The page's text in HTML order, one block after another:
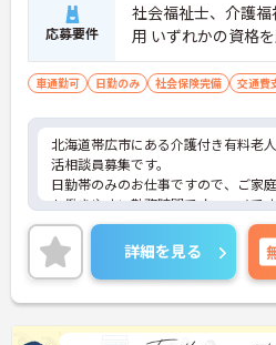
応募要件
社会福祉士、介護
用 いずれかの資格
車通勤可 日勤のみ 社会保険完備 交通費
北海道帯広市にある介護付き有料老
活相談員募集です。
日勤帯のみのお仕事ですので、ご家
も働きやすい勤務時間でオススメで
社会保険をはじめ、退職金・各種手
い職場環境づくりに力を入れていま
ご興味ある方には、面接対策ポイン
詳細をお話しいたしますのでお気軽
い。
詳細を見る